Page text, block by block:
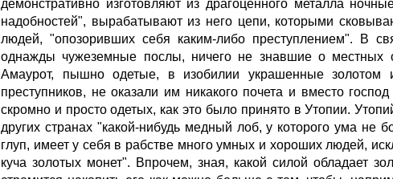
демонстративно изготовляют из драгоценного металла
надобностей", вырабатывают из него цепи, которыми
людей, "опозоривших себя каким-либо преступлением". В
однажды чужеземные послы, ничего не знавшие о местных
Амаурот, пышно одетые, в изобилии украшенные
преступников, не оказали им никакого почета и вместо
скромно и просто одетых, как это было принято в Утопии.
других странах "какой-нибудь медный лоб, у которого ума
глуп, имеет у себя в рабстве много умных и хороших людей,
куча золотых монет". Впрочем, зная, какой силой обладает